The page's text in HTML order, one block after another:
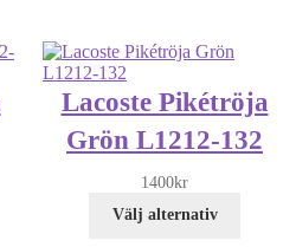
Lacoste Pikétröja
Grön L1212-132
1400kr
Välj alternativ